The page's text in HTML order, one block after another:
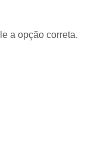
a opção correta.